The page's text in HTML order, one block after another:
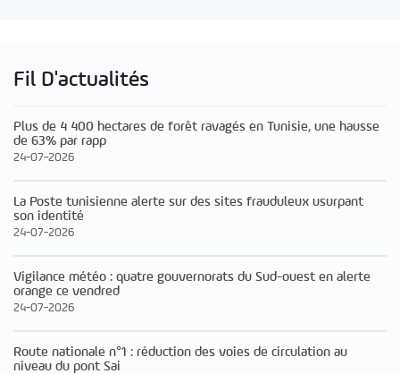
Fil D'actualités
Plus de 4 400 hectares de forêt ravagés en Tunisie, une hausse
de 63% par rapp
24-07-2026
La Poste tunisienne alerte sur des sites frauduleux usurpant
son identité
24-07-2026
Vigilance météo : quatre gouvernorats du Sud-ouest en alerte
orange ce vendred
24-07-2026
Route nationale n°1 : réduction des voies de circulation au
niveau du pont Sai